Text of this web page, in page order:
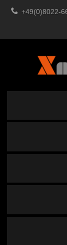
+49(0)8022-